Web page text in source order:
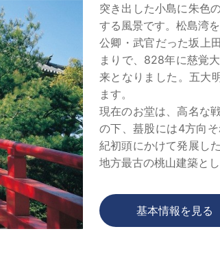
り。
突き出した小島に朱色
する風景です。松島湾
公卿・武官だった坂上
まりで、828年に慈覚
来となりました。五大
ます。
現在のお堂は、高名な
の下、蟇股には4方向
紀初頭にかけて発展し
地方最古の桃山建築と
「気を引き締めるため
すいよう縦の板がはら
円仁が延福寺（現在の
基本情報を見る